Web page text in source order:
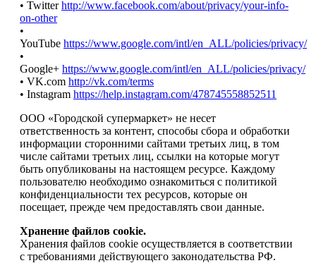
• Twitterhttp://www.facebook.com/about/privacy/your-info-
on-other
•
YouTube https://www.google.com/intl/en_ALL/policies/privacy/
•
Google+ https://www.google.com/intl/en_ALL/policies/privacy/
• VK.com http://vk.com/terms
• Instagram https://help.instagram.com/478745558852511
ООО «Городской супермаркет» не несет
ответственность за контент, способы сбора и обработки
информации сторонними сайтами третьих лиц, в том
числе сайтами третьих лиц, ссылки на которые могут
быть опубликованы на настоящем ресурсе. Каждому
пользователю необходимо ознакомиться с политикой
конфиденциальности тех ресурсов, которые он
посещает, прежде чем предоставлять свои данные.
Хранение файлов cookie.
Хранения файлов cookie осуществляется в соответствии
с требованиями действующего законодательства РФ.